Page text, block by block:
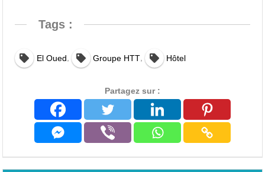
Tags :
El Oued , Groupe HTT, Hôtel
Partagez sur :